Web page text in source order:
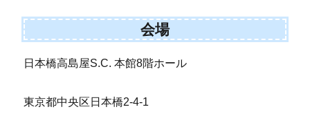
会場
日本橋高島屋S.C. 本館8階ホール
東京都中央区日本橋2-4-1